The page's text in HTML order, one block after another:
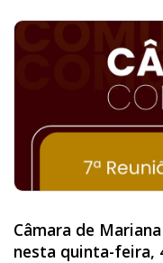
Câmara de
nesta quinta-feira,